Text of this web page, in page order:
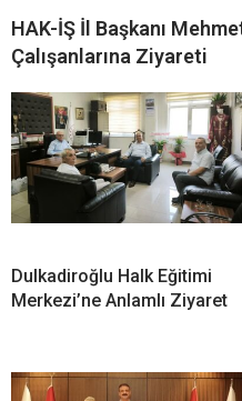
HAK-İŞ İl Başkanı
Çalışanlarına Ziyareti
Dulkadiroğlu Halk Eğitimi
Merkezi’ne Anlamlı Ziyaret